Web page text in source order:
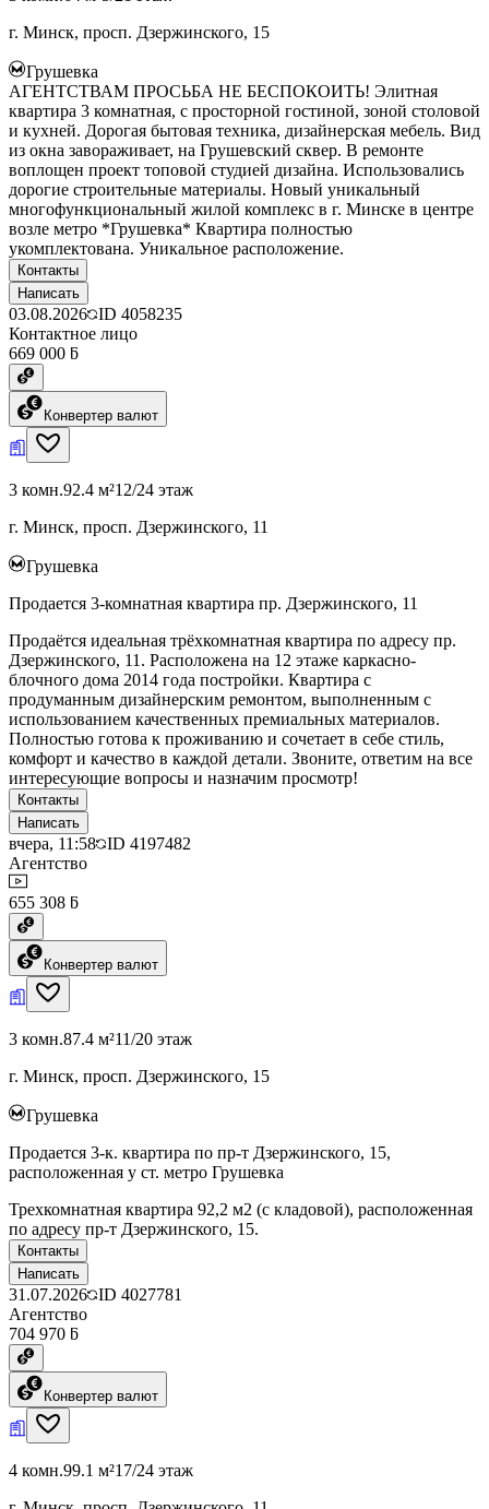
г. Минск, просп. Дзержинского, 15
Грушевка
АГЕНТСТВАМ ПРОСЬБА НЕ БЕСПОКОИТЬ! Элитная
квартира 3 комнатная, с просторной гостиной, зоной столовой
и кухней. Дорогая бытовая техника, дизайнерская мебель. Вид
из окна завораживает, на Грушевский сквер. В ремонте
воплощен проект топовой студией дизайна. Использовались
дорогие строительные материалы. Новый уникальный
многофункциональный жилой комплекс в г. Минске в центре
возле метро *Грушевка* Квартира полностью
укомплектована. Уникальное расположение.
Контакты
Написать
03.08.2026 ID 4058235
Контактное лицо
669 000 ƃ
Конвертер валют
3 комн.92.4 м²12/24 этаж
г. Минск, просп. Дзержинского, 11
Грушевка
Продается 3-комнатная квартира пр. Дзержинского, 11
Продаётся идеальная трёхкомнатная квартира по адресу пр.
Дзержинского, 11. Расположена на 12 этаже каркасно-
блочного дома 2014 года постройки. Квартира с
продуманным дизайнерским ремонтом, выполненным с
использованием качественных премиальных материалов.
Полностью готова к проживанию и сочетает в себе стиль,
комфорт и качество в каждой детали. Звоните, ответим на все
интересующие вопросы и назначим просмотр!
Контакты
Написать
вчера, 11:58 ID 4197482
Агентство
655 308 ƃ
Конвертер валют
3 комн.87.4 м²11/20 этаж
г. Минск, просп. Дзержинского, 15
Грушевка
Продается 3-к. квартира по пр-т Дзержинского, 15,
расположенная у ст. метро Грушевка
Трехкомнатная квартира 92,2 м2 (с кладовой), расположенная
по адресу пр-т Дзержинского, 15.
Контакты
Написать
31.07.2026 ID 4027781
Агентство
704 970 ƃ
Конвертер валют
4 комн.99.1 м²17/24 этаж